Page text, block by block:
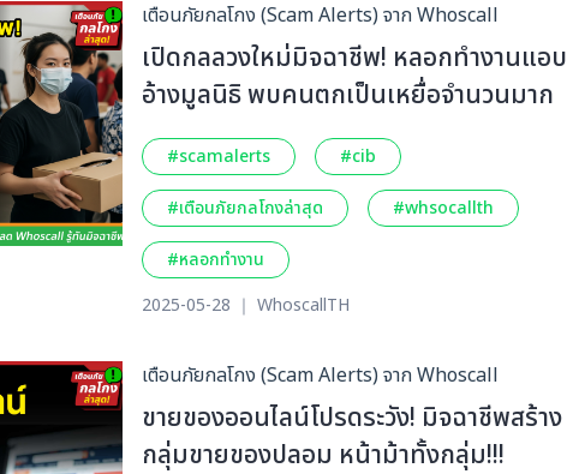
เตือนภัยกลโกง (Scam Alerts) จาก Whoscall
เปิดกลลวงใหม่มิจฉาชีพ! หลอกทำงานแอบ
อ้างมูลนิธิ พบคนตกเป็นเหยื่อจำนวนมาก
#scamalerts #cib
#เตือนภัยกลโกงล่าสุด #whsocallth
#หลอกทำงาน
2025-05-28 ｜ WhoscallTH
เตือนภัยกลโกง (Scam Alerts) จาก Whoscall
ขายของออนไลน์โปรดระวัง! มิจฉาชีพสร้าง
กลุ่มขายของปลอม หน้าม้าทั้งกลุ่ม!!!